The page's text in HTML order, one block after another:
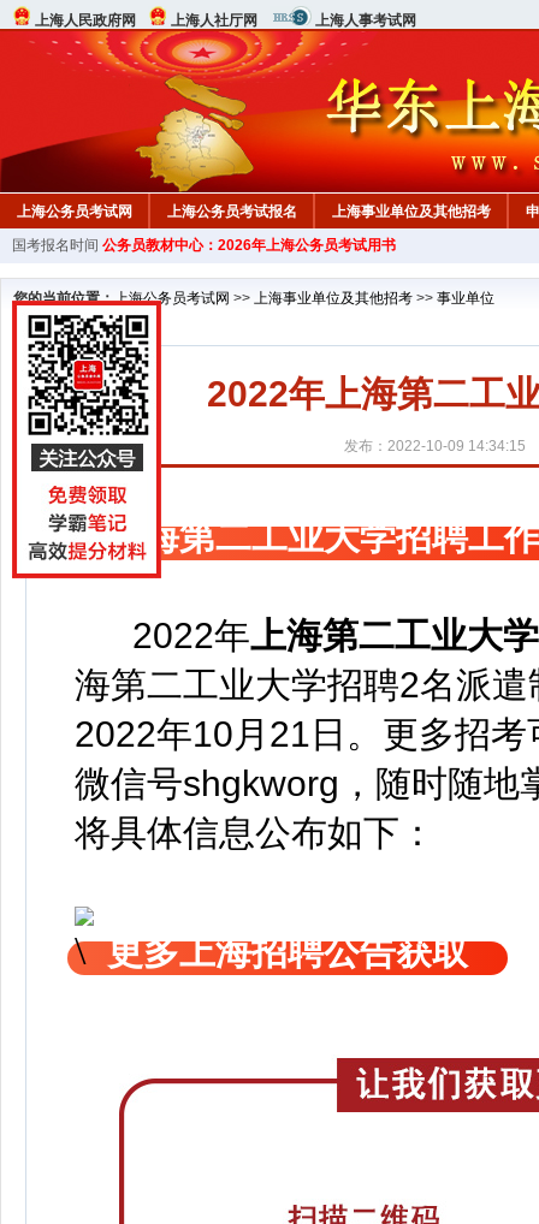
上海人民政府网 上海人社厅网 上海人事考试网
上海公务员考试网 上海公务员考试报名 上海事业单位及其他招考
教材中心
国考报名时间 公务员教材中心：2026年上海公务员考试用书
您的当前位置：上海公务员考试网 >> 上海事业单位及其他招考 >> 事业单位
2022年上海第二工
发布：2022-10-09 14:34:15
上海第二工业大学招聘工
2022年上海第二工业大学
海第二工业大学招聘2名派
2022年10月21日。更多招
微信号shgkworg， 随时随地
将具体信息公布如下：
更多上海招聘公告获取